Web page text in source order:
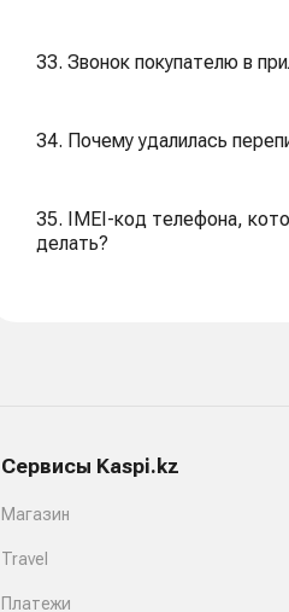
33. Звонок покупателю в
34. Почему удалилась
35. IMEI-код телефона,
делать?
Сервисы Kaspi.kz
Магазин
Travel
Платежи